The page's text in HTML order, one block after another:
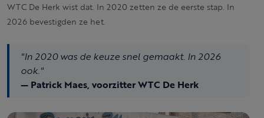
WTC De Herk wist dat. In 2020 zetten ze de eerste stap. In
2026 bevestigden ze het.
"In 2020 was de keuze snel gemaakt. In 2026
ook."
— Patrick Maes, voorzitter WTC De Herk